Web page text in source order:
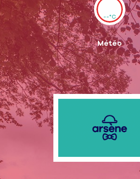
--°C
Météo